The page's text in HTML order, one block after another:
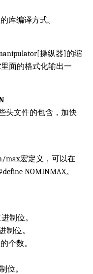
库编译方式。
操纵器]的缩
面的格式化输出一
头文件的包含，加快
max宏定义，可以在
NOMINMAX。
制位。
制位。
个数。
位。